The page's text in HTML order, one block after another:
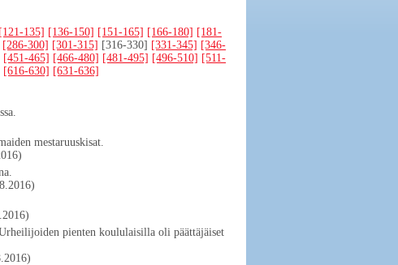
[121-135] [136-150] [151-165] [166-180] [181-
[286-300] [301-315] [316-330] [331-345] [346-
[451-465] [466-480] [481-495] [496-510] [511-
[616-630] [631-636]
mestaruuskisat.
pienten koululaisilla oli päättäjäiset